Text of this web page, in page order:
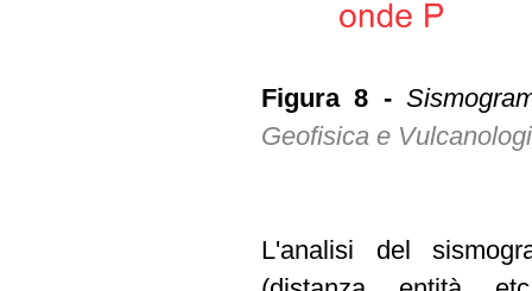
Figura 8 -
Geofisica e
L'analisi del